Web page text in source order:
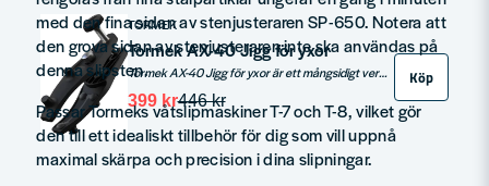
TORMEK
Tormek AX-40 Jigg för yxor
Tormek AX-40 Jigg för yxor är ett mångsidigt verktyg som gör det enkelt att slipa alla typer av yxor med maximal precision. Jiggen har robusta käftar i kompositmaterial och är anpassad för att slipa både konkava och konvexa fasetter. Den passar perfekt för träbearbetningsyxor, snickaryxor och friluftsyxor, och fungerar med Tormek T-8, Tormek T-4 samt äldre modeller med universalstöd.
446 kr
399 kr
Köp
med den fina sidan av stenjusteraren SP-650. Notera att
den grova sidan av stenjusteraren inte ska användas på
denna slipsten.
Passar Tormeks våtslipmaskiner T-7 och T-8, vilket gör
den till ett idealiskt tillbehör för dig som vill uppnå
maximal skärpa och precision i dina slipningar.